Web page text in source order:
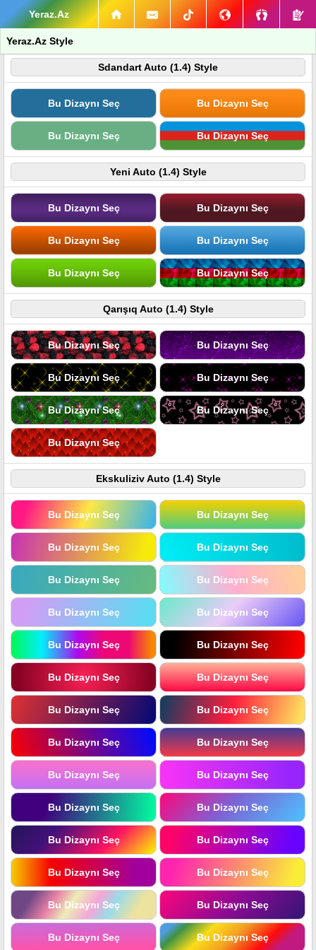
Yeraz.Az
Yeraz.Az Style
Sdandart Auto (1.4) Style
Bu Dizaynı Seç Bu Dizaynı Seç
Bu Dizaynı Seç Bu Dizaynı Seç
Yeni Auto (1.4) Style
Bu Dizaynı Seç Bu Dizaynı Seç
Bu Dizaynı Seç Bu Dizaynı Seç
Bu Dizaynı Seç Bu Dizaynı Seç
Qarışıq Auto (1.4) Style
Bu Dizaynı Seç Bu Dizaynı Seç
Bu Dizaynı Seç Bu Dizaynı Seç
Bu Dizaynı Seç Bu Dizaynı Seç
Bu Dizaynı Seç
Ekskuliziv Auto (1.4) Style
Bu Dizaynı Seç Bu Dizaynı Seç
Bu Dizaynı Seç Bu Dizaynı Seç
Bu Dizaynı Seç Bu Dizaynı Seç
Bu Dizaynı Seç Bu Dizaynı Seç
Bu Dizaynı Seç Bu Dizaynı Seç
Bu Dizaynı Seç Bu Dizaynı Seç
Bu Dizaynı Seç Bu Dizaynı Seç
Bu Dizaynı Seç Bu Dizaynı Seç
Bu Dizaynı Seç Bu Dizaynı Seç
Bu Dizaynı Seç Bu Dizaynı Seç
Bu Dizaynı Seç Bu Dizaynı Seç
Bu Dizaynı Seç Bu Dizaynı Seç
Bu Dizaynı Seç Bu Dizaynı Seç
Bu Dizaynı Seç Bu Dizaynı Seç